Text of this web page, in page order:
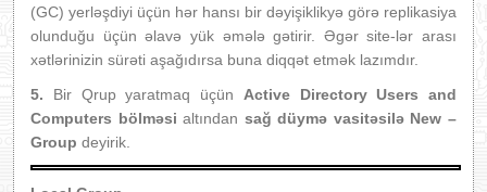
(GC) yerləşdiyi üçün hər hansı bir dəyişiklikyə görə replikasiya
olunduğu üçün əlavə yük əmələ gətirir. Əgər site-lər arası
xətlərinizin sürəti aşağıdırsa buna diqqət etmək lazımdır.
5. Bir Qrup yaratmaq üçün Active Directory Users and
Computers bölməsialtından sağ düymə vasitəsilə New –
Group deyirik.